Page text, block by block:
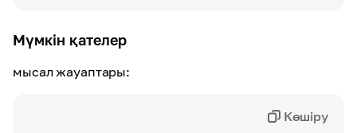
Мүмкін қателер
мысал жауаптары:
Көшіру